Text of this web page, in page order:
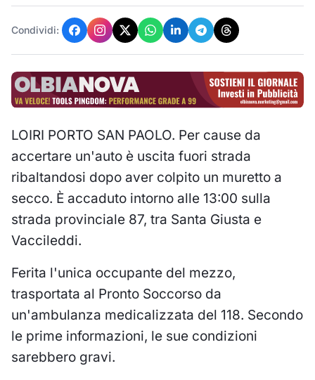
Condividi:
LOIRI PORTO SAN PAOLO. Per cause da
accertare un'auto è uscita fuori strada
ribaltandosi dopo aver colpito un muretto a
secco. È accaduto intorno alle 13:00 sulla
strada provinciale 87, tra Santa Giusta e
Vaccileddi.
Ferita l'unica occupante del mezzo,
trasportata al Pronto Soccorso da
un'ambulanza medicalizzata del 118. Secondo
le prime informazioni, le sue condizioni
sarebbero gravi.